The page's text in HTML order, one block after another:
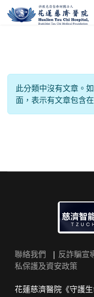
信息
此分類中沒有文章。
面，表示有文章包含
聯絡我們 | 反詐騙宣
私保護及資安政策
花蓮慈濟醫院《守護